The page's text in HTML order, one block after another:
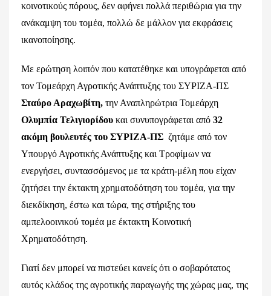
κοινοτικούς πόρους, δεν αφήνει πολλά περιθώρια για την
ανάκαμψη του τομέα, πολλώ δε μάλλον για εκφράσεις
ικανοποίησης.
Με ερώτηση λοιπόν που κατατέθηκε και υπογράφεται από
τον Τομεάρχη Αγροτικής Ανάπτυξης του ΣΥΡΙΖΑ-ΠΣ
Σταύρο Αραχωβίτη, την Αναπληρώτρια Τομεάρχη
Ολυμπία Τελιγιορίδου και συνυπογράφεται από 32
ακόμη βουλευτές του ΣΥΡΙΖΑ-ΠΣ ζητάμε από τον
Υπουργό Αγροτικής Ανάπτυξης και Τροφίμων να
ενεργήσει, συντασσόμενος με τα κράτη-μέλη που είχαν
ζητήσει την έκτακτη χρηματοδότηση του τομέα, για την
διεκδίκηση, έστω και τώρα, της στήριξης του
αμπελοοινικού τομέα με έκτακτη Κοινοτική
Χρηματοδότηση.
Γιατί δεν μπορεί να πιστεύει κανείς ότι ο σοβαρότατος
αυτός κλάδος της αγροτικής παραγωγής της χώρας μας, της